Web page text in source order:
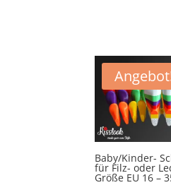
Baby/Kinder-
für Filz- oder
Größe EU 16 –